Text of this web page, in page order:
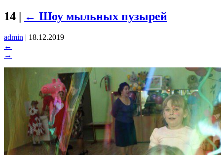
14 | ← Шоу мыльных пузырей
admin | 18.12.2019
←
→